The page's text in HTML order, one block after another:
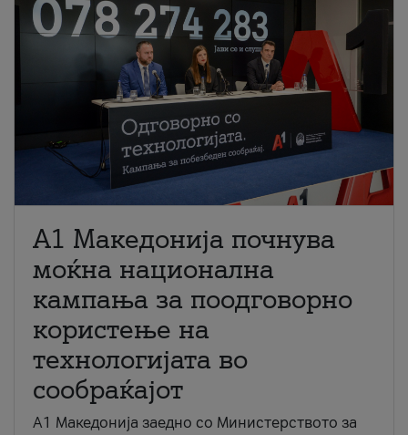
A1 Македонија почнува
моќна национална
кампања за поодговорно
користење на
технологијата во
сообраќајот
A1 Македонија заедно со Министерството за